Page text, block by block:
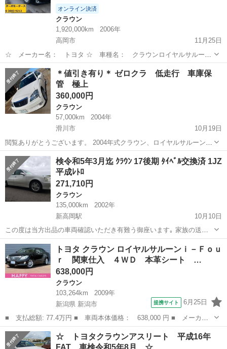
オンライン決済
クラウン
1,920,000km
2006年
高岡市
11月25日
☆ メーカー名： トヨタ ☆ 車種名： クラウンロイヤルサルーン
☆ 排気量： 2,500cc ☆ 年式（年）： 平成18年 2006 ☆ シフ
ト： FAT ☆ 車台番号： GRS180 ☆ 燃料： ガソリン ...
富山 高岡市 クラウン 令和5年
＊値引き有り＊ ゼロクラ 低走行 車庫保
管 極上
360,000円
クラウン
57,000km
2004年
滑川市
10月19日
閲覧ありがとうございます。 2004年式クラウン、ロイヤルサルーン、
4WDです！ エンジンは3GR-FSE(V型6気筒、3000cc)256PSです。 車
両状態は車庫保管かつ、低走行(約57000km)ですので、極めて綺麗で...
富山 滑川市 クラウン クラ
検令和5年3月迄 ｸﾗｳﾝ 17後期 ﾀｲﾍﾞﾙ交換済 1JZ
平成ﾚﾄﾛ
271,710円
クラウン
135,000km
2002年
新高岡駅
10月10日
この度は当方出品の車両確認いただき有難う御座います｡ 家族の送迎
及び近距離通勤に使用予定で購入しましたが､用途拡大に伴う他車購入
検討の為､引き続き乗っていただけそうな方がいらっしゃいましたらお
譲りしたいと思います｡ 次回車検...
富山 高岡市 新高岡駅 クラウン 令和5年
トヨタ クラウン ロイヤルサルーンｉ－Ｆｏｕ
ｒ 関東仕入 ４ＷＤ 本革シート …
638,000円
クラウン
103,264km
2009年
新潟県 新潟市
提携サイト 6月25日
■ 支払総額: 77.4万円 ■ 車両本体価格： 638,000 円 ■ メーカー
名： トヨタ ■ 車種名： クラウン ■ グレード名： ロイヤルサ
ルーンｉ－Ｆｏｕｒ 関東仕入 ４ＷＤ 本革シート シートベンチ
新潟 新潟市 クラウン
☆ トヨタクラウンアスリート 平成16年